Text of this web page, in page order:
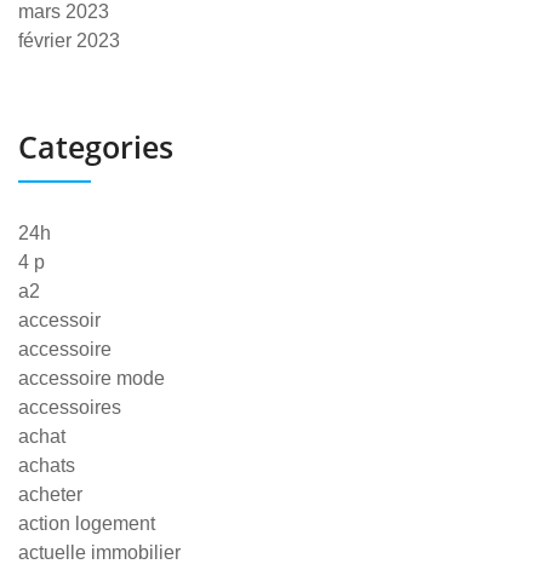
mars 2023
février 2023
Categories
24h
4 p
a2
accessoir
accessoire
accessoire mode
accessoires
achat
achats
acheter
action logement
actuelle immobilier